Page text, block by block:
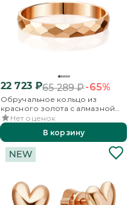
22 723₽65 289₽-65%
Обручальное кольцо из
красного золота с алмазной
гранью
Нет оценок
В корзину